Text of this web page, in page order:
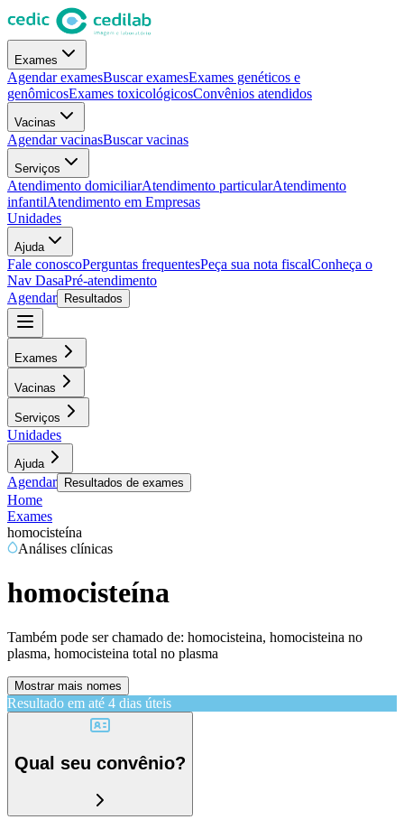
Exames
Agendar examesBuscar examesExames genéticos e
genômicosExames toxicológicosConvênios atendidos
Vacinas
Agendar vacinasBuscar vacinas
Serviços
Atendimento domiciliarAtendimento particularAtendimento
infantilAtendimento em Empresas
Unidades
Ajuda
Fale conoscoPerguntas frequentesPeça sua nota fiscalConheça o
Nav DasaPré-atendimento
Agendar
Resultados
Exames
Vacinas
Serviços
Unidades
Ajuda
Agendar Resultados de exames
Home
Exames
homocisteína
Análises clínicas
homocisteína
Também pode ser chamado de: homocisteina, homocisteina no
plasma, homocisteina total no plasma
Mostrar mais nomes
Resultado em até 4 dias úteis
Qual seu convênio?